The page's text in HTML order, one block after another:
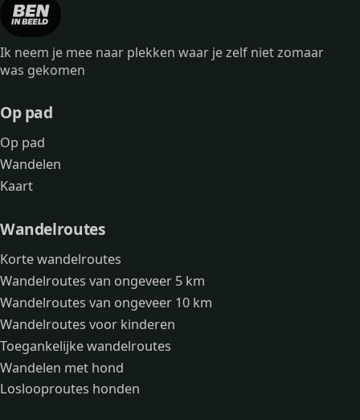
Ik neem je mee naar plekken waar je zelf niet zomaar
was gekomen
Op pad
Op pad
Wandelen
Kaart
Wandelroutes
Korte wandelroutes
Wandelroutes van ongeveer 5 km
Wandelroutes van ongeveer 10 km
Wandelroutes voor kinderen
Toegankelijke wandelroutes
Wandelen met hond
Loslooproutes honden